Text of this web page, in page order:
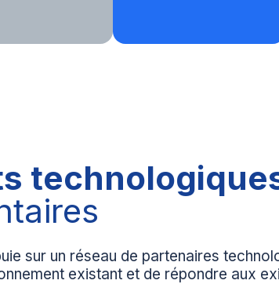
sur un réseau de partenaires
existant et de répondre aux